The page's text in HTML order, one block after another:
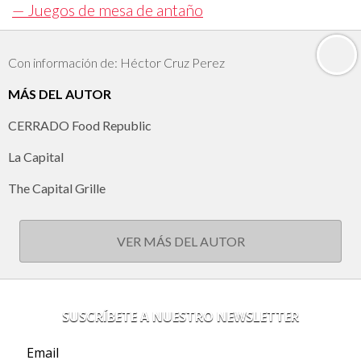
— Juegos de mesa de antaño
Con información de: Héctor Cruz Perez
MÁS DEL AUTOR
CERRADO Food Republic
La Capital
The Capital Grille
VER MÁS DEL AUTOR
SUSCRÍBETE A NUESTRO NEWSLETTER